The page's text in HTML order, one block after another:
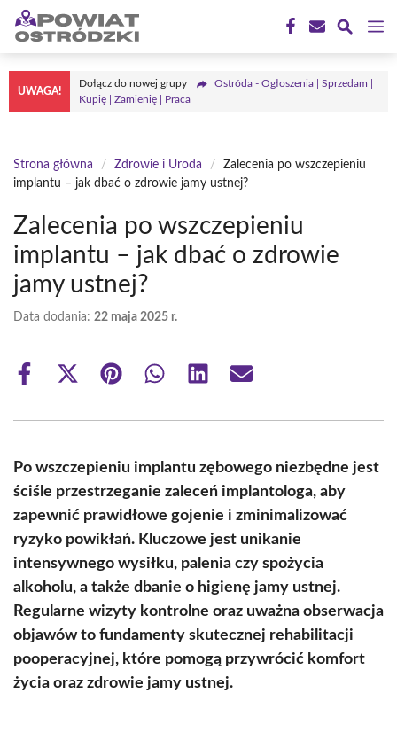
Przejdź
treści
UWAGA!
Dołącz do nowej grupy
Ostróda - Ogłoszenia | Sprzedam |
Kupię | Zamienię | Praca
Strona główna / Zdrowie i Uroda /
Zalecenia po wszczepieniu
implantu – jak dbać o zdrowie jamy ustnej?
Zalecenia po wszczepieniu
implantu – jak dbać o zdrowie
jamy ustnej?
Data dodania: 22 maja 2025 r.
Share
Share
(Twitter)
Share Share Share Share
Po wszczepieniu implantu zębowego niezbędne jest
ściśle przestrzeganie zaleceń implantologa, aby
zapewnić prawidłowe gojenie i zminimalizować
ryzyko powikłań. Kluczowe jest unikanie
intensywnego wysiłku, palenia czy spożycia
alkoholu, a także dbanie o higienę jamy ustnej.
Regularne wizyty kontrolne oraz uważna obserwacja
objawów to fundamenty skutecznej rehabilitacji
pooperacyjnej, które pomogą przywrócić komfort
życia oraz zdrowie jamy ustnej.